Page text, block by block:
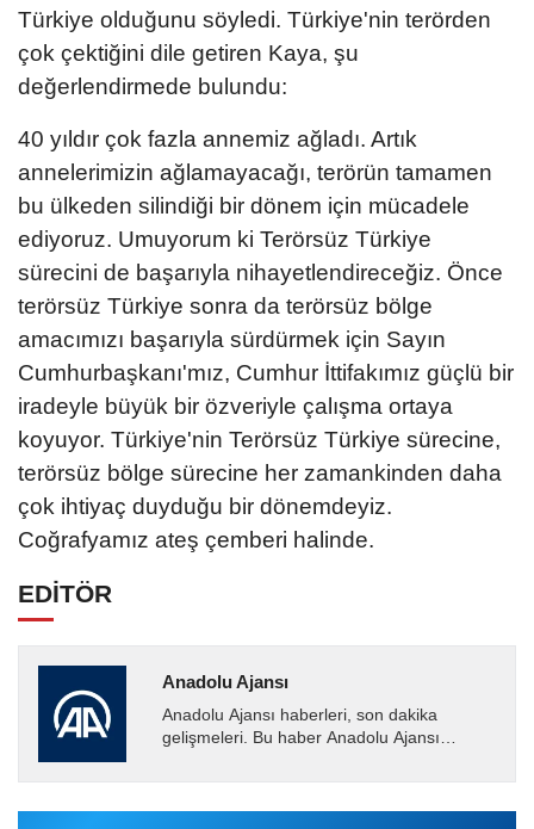
Türkiye olduğunu söyledi. Türkiye'nin terörden
çok çektiğini dile getiren Kaya, şu
değerlendirmede bulundu:
40 yıldır çok fazla annemiz ağladı. Artık
annelerimizin ağlamayacağı, terörün tamamen
bu ülkeden silindiği bir dönem için mücadele
ediyoruz. Umuyorum ki Terörsüz Türkiye
sürecini de başarıyla nihayetlendireceğiz. Önce
terörsüz Türkiye sonra da terörsüz bölge
amacımızı başarıyla sürdürmek için Sayın
Cumhurbaşkanı'mız, Cumhur İttifakımız güçlü bir
iradeyle büyük bir özveriyle çalışma ortaya
koyuyor. Türkiye'nin Terörsüz Türkiye sürecine,
terörsüz bölge sürecine her zamankinden daha
çok ihtiyaç duyduğu bir dönemdeyiz.
Coğrafyamız ateş çemberi halinde.
EDİTÖR
Anadolu Ajansı
Anadolu Ajansı haberleri, son dakika
gelişmeleri. Bu haber Anadolu Ajansı
tarafından geçilen tüm...